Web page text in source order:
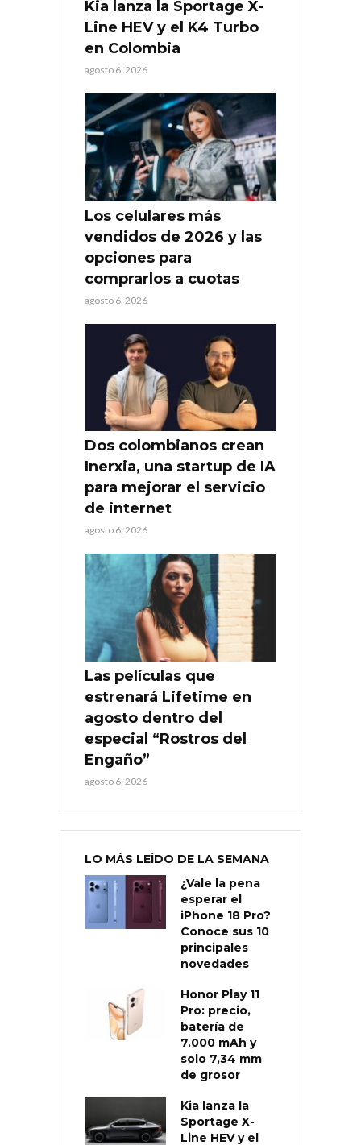
Kia lanza la Sportage X-
Line HEV y el K4 Turbo
en Colombia
agosto 6, 2026
Los celulares más
vendidos de 2026 y las
opciones para
comprarlos a cuotas
agosto 6, 2026
Dos colombianos crean
Inerxia, una startup de IA
para mejorar el servicio
de internet
agosto 6, 2026
Las películas que
estrenará Lifetime en
agosto dentro del
especial “Rostros del
Engaño”
agosto 6, 2026
LO MÁS LEÍDO DE LA SEMANA
¿Vale la pena
esperar el
iPhone 18 Pro?
Conoce sus 10
principales
novedades
Honor Play 11
Pro: precio,
batería de
7.000 mAh y
solo 7,34 mm
de grosor
Kia lanza la
Sportage X-
Line HEV y el